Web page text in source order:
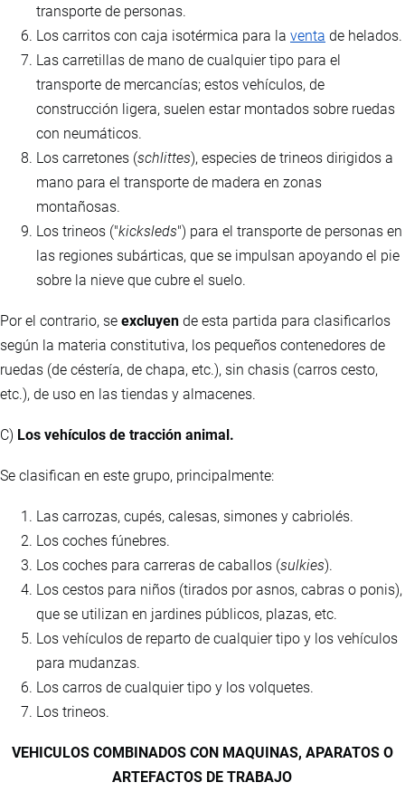
transporte de personas.
Los carritos con caja isotérmica para la venta de helados.
Las carretillas de mano de cualquier tipo para el
transporte de mercancías; estos vehículos, de
construcción ligera, suelen estar montados sobre ruedas
con neumáticos.
Los carretones (schlittes), especies de trineos dirigidos a
mano para el transporte de madera en zonas
montañosas.
Los trineos ("kicksleds") para el transporte de personas en
las regiones subárticas, que se impulsan apoyando el pie
sobre la nieve que cubre el suelo.
Por el contrario, se excluyen de esta partida para clasificarlos
según la materia constitutiva, los pequeños contenedores de
ruedas (de céstería, de chapa, etc.), sin chasis (carros cesto,
etc.), de uso en las tiendas y almacenes.
C) Los vehículos de tracción animal.
Se clasifican en este grupo, principalmente:
Las carrozas, cupés, calesas, simones y cabriolés.
Los coches fúnebres.
Los coches para carreras de caballos (sulkies).
Los cestos para niños (tirados por asnos, cabras o ponis),
que se utilizan en jardines públicos, plazas, etc.
Los vehículos de reparto de cualquier tipo y los vehículos
para mudanzas.
Los carros de cualquier tipo y los volquetes.
Los trineos.
VEHICULOS COMBINADOS CON MAQUINAS, APARATOS O
ARTEFACTOS DE TRABAJO